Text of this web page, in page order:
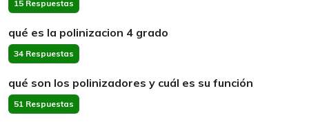
15 Respuestas
qué es la polinizacion 4 grado
34 Respuestas
qué son los polinizadores y cuál es su función
51 Respuestas